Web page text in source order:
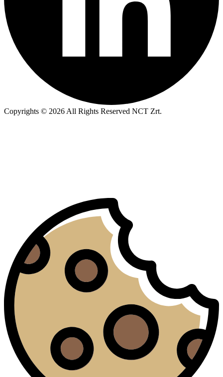
Copyrights © 2026 All Rights Reserved NCT Zrt.